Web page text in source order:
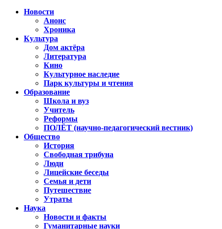
Новости
Анонс
Хроника
Культура
Дом актёра
Литература
Кино
Культурное наследие
Парк культуры и чтения
Образование
Школа и вуз
Учитель
Реформы
ПОЛЁТ (научно-педагогический вестник)
Общество
История
Свободная трибуна
Люди
Лицейские беседы
Семья и дети
Путешествие
Утраты
Наука
Новости и факты
Гуманитарные науки